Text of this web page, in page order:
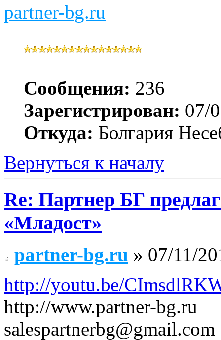
partner-bg.ru
Сообщения: 236
Зарегистрирован: 07/
Откуда: Болгария
Вернуться к началу
Re: Партнер БГ
«Младост»
partner-bg.ru » 07/11/
http://youtu.be/
http://www.partner-bg.ru
salespartnerbg@gmail.com